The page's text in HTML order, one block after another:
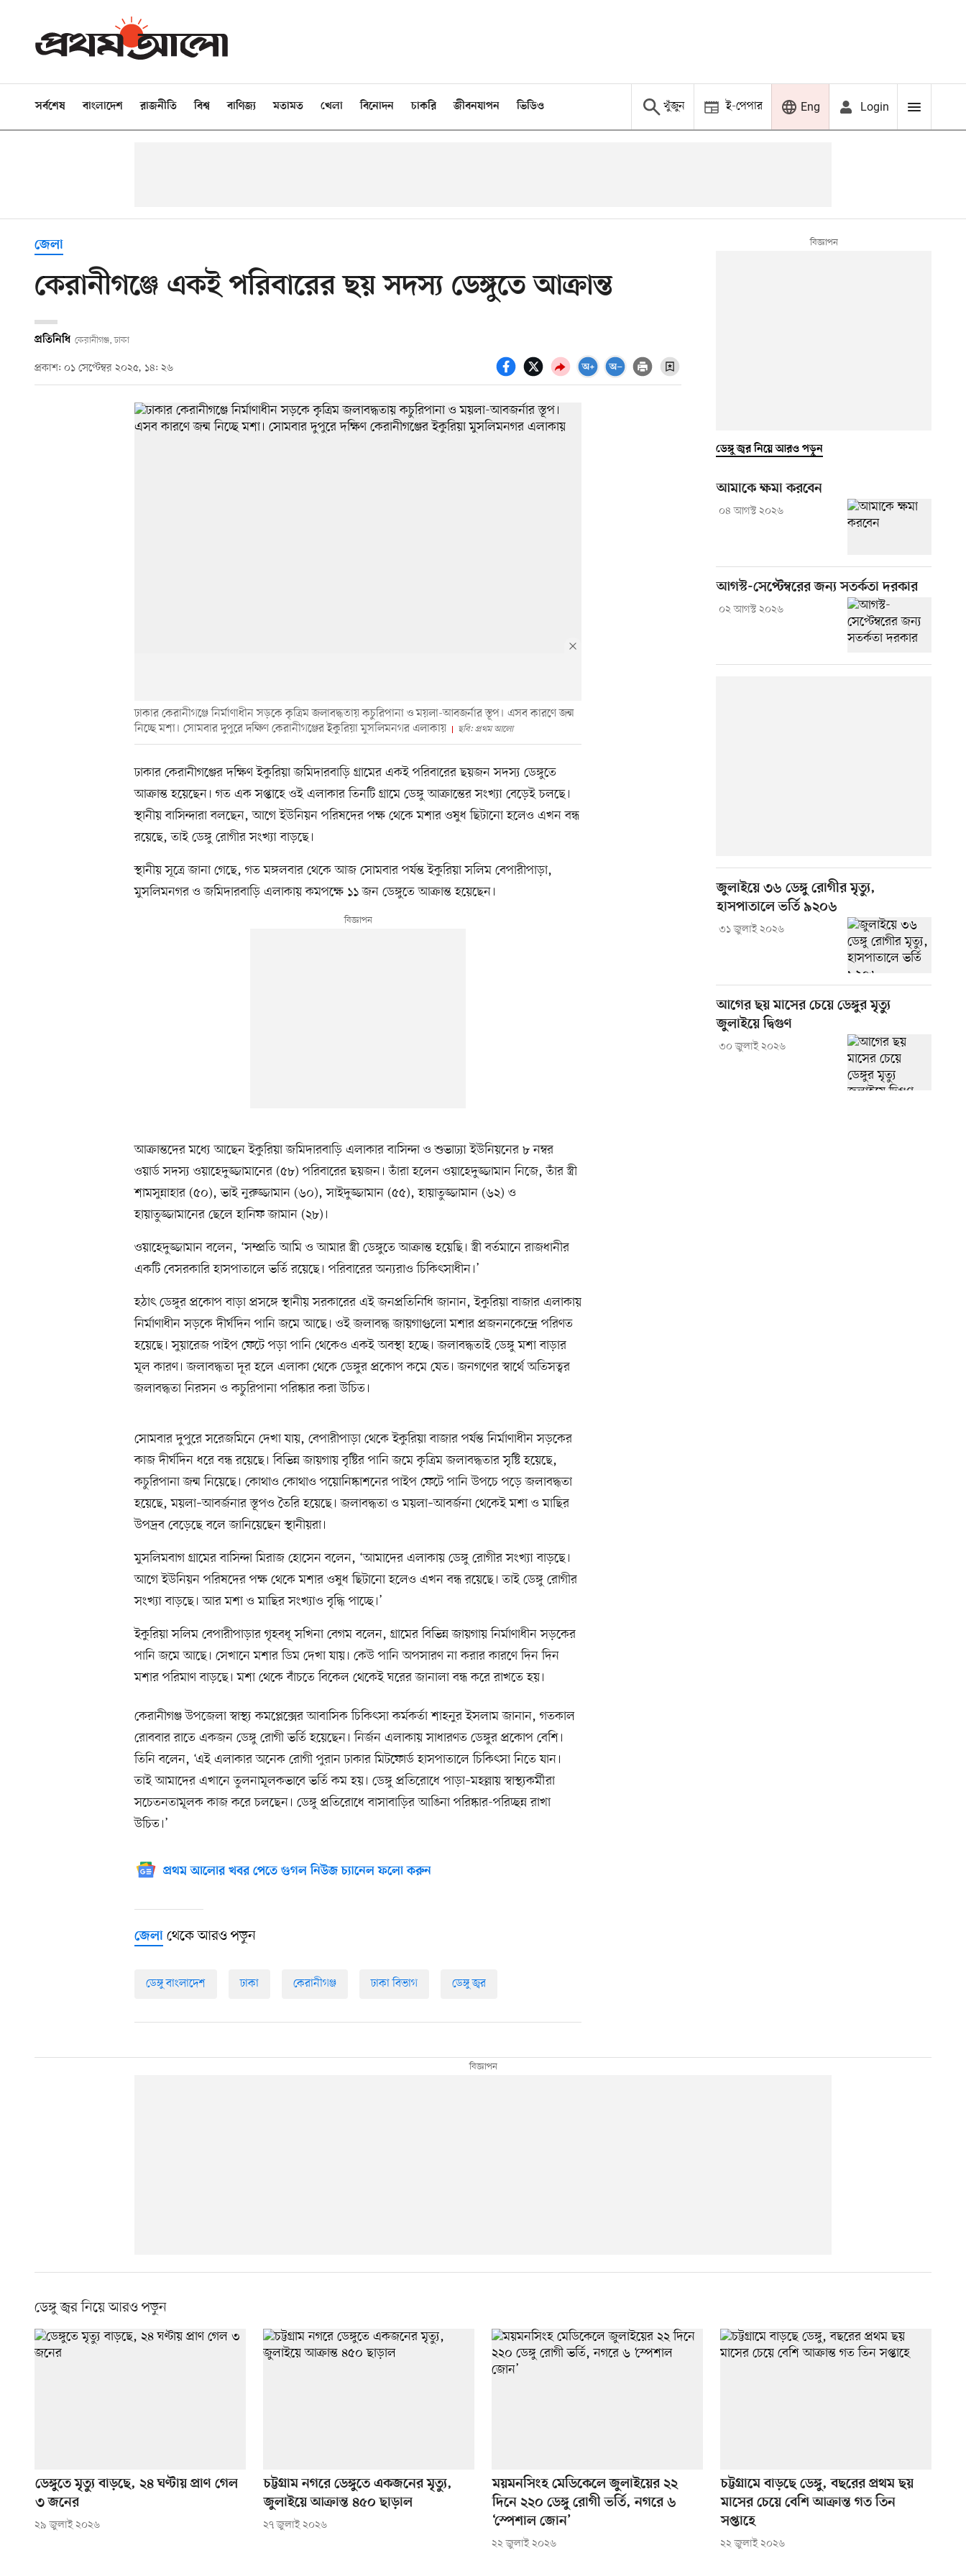
সর্বশেষ বাংলাদেশ রাজনীতি বিশ্ব বাণিজ্য মতামত খেলা বিনোদন চাকরি জীবনযাপন ভিডিও খুঁজুন ই-পেপার Eng Login
জেলা
কেরানীগঞ্জে একই পরিবারের ছয় সদস্য ডেঙ্গুতে আক্রান্ত
প্রতিনিধি কেরানীগঞ্জ, ঢাকা
প্রকাশ: ০১ সেপ্টেম্বর ২০২৫, ১৪: ২৬
ঢাকার কেরানীগঞ্জে নির্মাণাধীন সড়কে কৃত্রিম জলাবদ্ধতায় কচুরিপানা ও ময়লা-আবজর্নার স্তূপ। এসব কারণে জন্ম
নিচ্ছে মশা। সোমবার দুপুরে দক্ষিণ কেরানীগঞ্জের ইকুরিয়া মুসলিমনগর এলাকায়
ছবি: প্রথম আলো
ঢাকার কেরানীগঞ্জের দক্ষিণ ইকুরিয়া জমিদারবাড়ি গ্রামের একই পরিবারের ছয়জন সদস্য ডেঙ্গুতে
আক্রান্ত হয়েছেন। গত এক সপ্তাহে ওই এলাকার তিনটি গ্রামে ডেঙ্গু আক্রান্তের সংখ্যা বেড়েই চলছে।
স্থানীয় বাসিন্দারা বলছেন, আগে ইউনিয়ন পরিষদের পক্ষ থেকে মশার ওষুধ ছিটানো হলেও এখন বন্ধ
রয়েছে, তাই ডেঙ্গু রোগীর সংখ্যা বাড়ছে।
স্থানীয় সূত্রে জানা গেছে, গত মঙ্গলবার থেকে আজ সোমবার পর্যন্ত ইকুরিয়া সলিম বেপারীপাড়া,
মুসলিমনগর ও জমিদারবাড়ি এলাকায় কমপক্ষে ১১ জন ডেঙ্গুতে আক্রান্ত হয়েছেন।
আক্রান্তদের মধ্যে আছেন ইকুরিয়া জমিদারবাড়ি এলাকার বাসিন্দা ও শুভাঢ্যা ইউনিয়নের ৮ নম্বর
ওয়ার্ড সদস্য ওয়াহেদুজ্জামানের (৫৮) পরিবারের ছয়জন। তাঁরা হলেন ওয়াহেদুজ্জামান নিজে, তাঁর স্ত্রী
শামসুন্নাহার (৫০), ভাই নুরুজ্জামান (৬০), সাইদুজ্জামান (৫৫), হায়াতুজ্জামান (৬২) ও
হায়াতুজ্জামানের ছেলে হানিফ জামান (২৮)।
ওয়াহেদুজ্জামান বলেন, ‘সম্প্রতি আমি ও আমার স্ত্রী ডেঙ্গুতে আক্রান্ত হয়েছি। স্ত্রী বর্তমানে রাজধানীর
একটি বেসরকারি হাসপাতালে ভর্তি রয়েছে। পরিবারের অন্যরাও চিকিৎসাধীন।’
হঠাৎ ডেঙ্গুর প্রকোপ বাড়া প্রসঙ্গে স্থানীয় সরকারের এই জনপ্রতিনিধি জানান, ইকুরিয়া বাজার এলাকায়
নির্মাণাধীন সড়কে দীর্ঘদিন পানি জমে আছে। ওই জলাবদ্ধ জায়গাগুলো মশার প্রজননকেন্দ্রে পরিণত
হয়েছে। সুয়ারেজ পাইপ ফেটে পড়া পানি থেকেও একই অবস্থা হচ্ছে। জলাবদ্ধতাই ডেঙ্গু মশা বাড়ার
মূল কারণ। জলাবদ্ধতা দূর হলে এলাকা থেকে ডেঙ্গুর প্রকোপ কমে যেত। জনগণের স্বার্থে অতিসত্বর
জলাবদ্ধতা নিরসন ও কচুরিপানা পরিষ্কার করা উচিত।
সোমবার দুপুরে সরেজমিনে দেখা যায়, বেপারীপাড়া থেকে ইকুরিয়া বাজার পর্যন্ত নির্মাণাধীন সড়কের
কাজ দীর্ঘদিন ধরে বন্ধ রয়েছে। বিভিন্ন জায়গায় বৃষ্টির পানি জমে কৃত্রিম জলাবদ্ধতার সৃষ্টি হয়েছে,
কচুরিপানা জন্ম নিয়েছে। কোথাও কোথাও পয়োনিষ্কাশনের পাইপ ফেটে পানি উপচে পড়ে জলাবদ্ধতা
হয়েছে, ময়লা–আবর্জনার স্তূপও তৈরি হয়েছে। জলাবদ্ধতা ও ময়লা–আবর্জনা থেকেই মশা ও মাছির
উপদ্রব বেড়েছে বলে জানিয়েছেন স্থানীয়রা।
মুসলিমবাগ গ্রামের বাসিন্দা মিরাজ হোসেন বলেন, ‘আমাদের এলাকায় ডেঙ্গু রোগীর সংখ্যা বাড়ছে।
আগে ইউনিয়ন পরিষদের পক্ষ থেকে মশার ওষুধ ছিটানো হলেও এখন বন্ধ রয়েছে। তাই ডেঙ্গু রোগীর
সংখ্যা বাড়ছে। আর মশা ও মাছির সংখ্যাও বৃদ্ধি পাচ্ছে।’
ইকুরিয়া সলিম বেপারীপাড়ার গৃহবধূ সখিনা বেগম বলেন, গ্রামের বিভিন্ন জায়গায় নির্মাণাধীন সড়কের
পানি জমে আছে। সেখানে মশার ডিম দেখা যায়। কেউ পানি অপসারণ না করার কারণে দিন দিন
মশার পরিমাণ বাড়ছে। মশা থেকে বাঁচতে বিকেল থেকেই ঘরের জানালা বন্ধ করে রাখতে হয়।
কেরানীগঞ্জ উপজেলা স্বাস্থ্য কমপ্লেক্সের আবাসিক চিকিৎসা কর্মকর্তা শাহনুর ইসলাম জানান, গতকাল
রোববার রাতে একজন ডেঙ্গু রোগী ভর্তি হয়েছেন। নির্জন এলাকায় সাধারণত ডেঙ্গুর প্রকোপ বেশি।
তিনি বলেন, ‘এই এলাকার অনেক রোগী পুরান ঢাকার মিটফোর্ড হাসপাতালে চিকিৎসা নিতে যান।
তাই আমাদের এখানে তুলনামূলকভাবে ভর্তি কম হয়। ডেঙ্গু প্রতিরোধে পাড়া–মহল্লায় স্বাস্থ্যকর্মীরা
সচেতনতামূলক কাজ করে চলছেন। ডেঙ্গু প্রতিরোধে বাসাবাড়ির আঙিনা পরিষ্কার-পরিচ্ছন্ন রাখা
উচিত।’
প্রথম আলোর খবর পেতে গুগল নিউজ চ্যানেল ফলো করুন
জেলা থেকে আরও পড়ুন
ডেঙ্গু বাংলাদেশ ঢাকা কেরানীগঞ্জ ঢাকা বিভাগ ডেঙ্গু জ্বর
ডেঙ্গু জ্বর নিয়ে আরও পড়ুন
আমাকে ক্ষমা করবেন
০৪ আগস্ট ২০২৬
আগস্ট-সেপ্টেম্বরের জন্য সতর্কতা দরকার
০২ আগস্ট ২০২৬
জুলাইয়ে ৩৬ ডেঙ্গু রোগীর মৃত্যু,
হাসপাতালে ভর্তি ৯২০৬
৩১ জুলাই ২০২৬
আগের ছয় মাসের চেয়ে ডেঙ্গুর মৃত্যু
জুলাইয়ে দ্বিগুণ
৩০ জুলাই ২০২৬
ডেঙ্গু জ্বর নিয়ে আরও পড়ুন
ডেঙ্গুতে মৃত্যু বাড়ছে, ২৪ ঘণ্টায় প্রাণ গেল
৩ জনের
২৯ জুলাই ২০২৬
চট্টগ্রাম নগরে ডেঙ্গুতে একজনের মৃত্যু,
জুলাইয়ে আক্রান্ত ৪৫০ ছাড়াল
২৭ জুলাই ২০২৬
ময়মনসিংহ মেডিকেলে জুলাইয়ের ২২
দিনে ২২০ ডেঙ্গু রোগী ভর্তি, নগরে ৬
‘স্পেশাল জোন’
২২ জুলাই ২০২৬
চট্টগ্রামে বাড়ছে ডেঙ্গু, বছরের প্রথম ছয়
মাসের চেয়ে বেশি আক্রান্ত গত তিন
সপ্তাহে
২২ জুলাই ২০২৬